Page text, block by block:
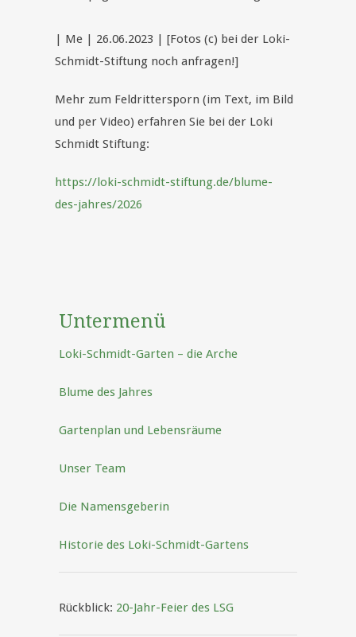
| Me | 26.06.2023 | [Fotos (c) bei der Loki-
Schmidt-Stiftung noch anfragen!]
Mehr zum Feldrittersporn (im Text, im Bild
und per Video) erfahren Sie bei der Loki
Schmidt Stiftung:
https://loki-schmidt-stiftung.de/blume-
des-jahres/2026
Untermenü
Loki-Schmidt-Garten – die Arche
Blume des Jahres
Gartenplan und Lebensräume
Unser Team
Die Namensgeberin
Historie des Loki-Schmidt-Gartens
Rückblick: 20-Jahr-Feier des LSG